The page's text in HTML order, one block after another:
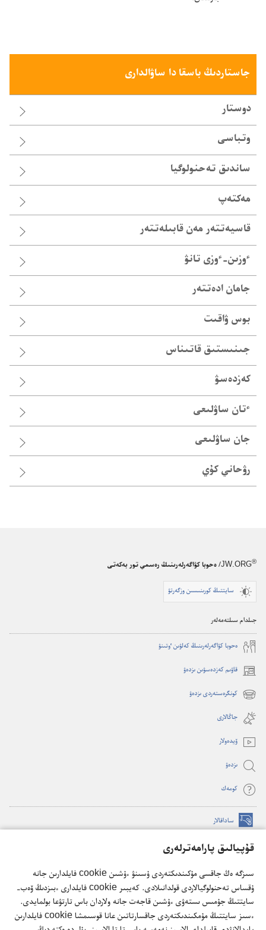
قۇپيالىق پارامەترلەرى
سىزگە ەڭ جاقسى مۇكىندىكتەردى ۇسىنۋ ءۇشىن cookie فايلدارىن جانە
ۇقساس تەحنولوگيالاردى قولدانىلادى. كەيبىر cookie فايلدارى ءبىزدىڭ ۆەب-
سايتتىڭ جۇمىس ىستەۋى ءۇشىن قاجەت جانە ولاردان باس تارتۋعا بولمايدى.
ءسىز سايتتىڭ مۇمكىندىكتەردى جاقسارتاتىن عانا قوسىمشا cookie فايلدارىن
جاستاردىڭ باسقا دا ساۋالدارى
دوستار
وتباسى
ساندىق تە‌حنولوگيا
مەكتەپ
قاسيە‌تتە‌ر مە‌ن قابىلە‌تتە‌ر
ٴوزىن-‏ٴوزى تانۋ
جامان ادە‌تتە‌ر
بوس ۋاقىت
جىنىستىق قاتىناس
كەزدەسۋ
ٴ‌تان ساۋلىعى
جان ساۋلىعى
رۋحاني كۇي
JW.ORG® / ەحوبا كۋاگەرلەرىنىڭ رەسمي تور بەكەتى
سايتتىڭ كورىنىسىن وزگەرتۋ
جىلدام سىلتەمەلەر
ە‌حوبا كۋاگە‌رلە‌رىنىڭ كە‌لۋىن ٶتىنۋ
قاۋىم كەزدەسۋىن ىزدەۋ
(opens
new
window)
كونگرەستەردى ىزدەۋ
(opens
new
window)
جاڭالارى
ۆيدە‌ولار
ىزدە‌ۋ
كومە‌ك
ساداقالار
(opens
window) كۇزەت مۇناراسىنىڭ تورداعى كىتاپحاناسى
new
window)
JW Hub
®
(opens
new
window)
JW Library